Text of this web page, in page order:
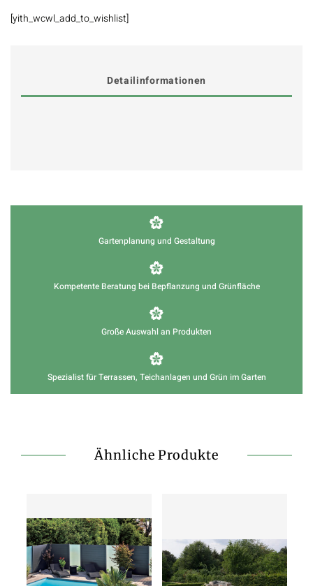
[yith_wcwl_add_to_wishlist]
Detailinformationen
Gartenplanung und Gestaltung
Kompetente Beratung bei Bepflanzung und Grünfläche
Große Auswahl an Produkten
Spezialist für Terrassen, Teichanlagen und Grün im Garten
Ähnliche Produkte